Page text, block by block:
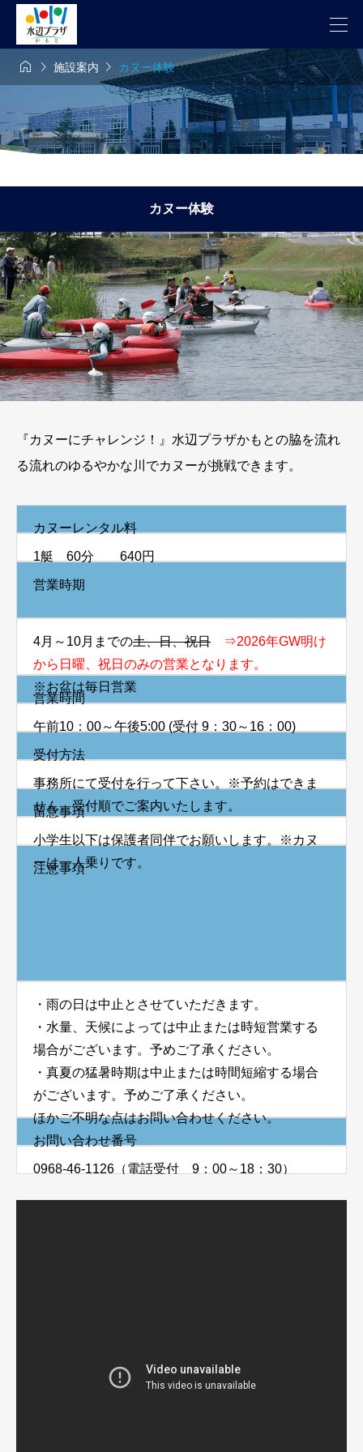
  施設案内  カヌー体験
カヌー体験
『カヌーにチャレンジ！』水辺プラザかもとの脇を流れ
る流れのゆるやかな川でカヌーが挑戦できます。
カヌーレンタル料
1艇 60分 640円
営業時期
4月～10月までの土、日、祝日
⇒2026年GW明け
から日曜、祝日のみの営業となります。
※お盆は毎日営業
営業時間
午前10：00～午後5:00 (受付 9：30～16：00)
受付方法
事務所にて受付を行って下さい。※予約はできま
せん。受付順でご案内いたします。
留意事項
小学生以下は保護者同伴でお願いします。※カヌ
ーは一人乗りです。
注意事項
・雨の日は中止とさせていただきます。
・水量、天候によっては中止または時短営業する
場合がございます。予めご了承ください。
・真夏の猛暑時期は中止または時間短縮する場合
がございます。予めご了承ください。
ほかご不明な点はお問い合わせください。
お問い合わせ番号
0968-46-1126（電話受付 9：00～18：30）